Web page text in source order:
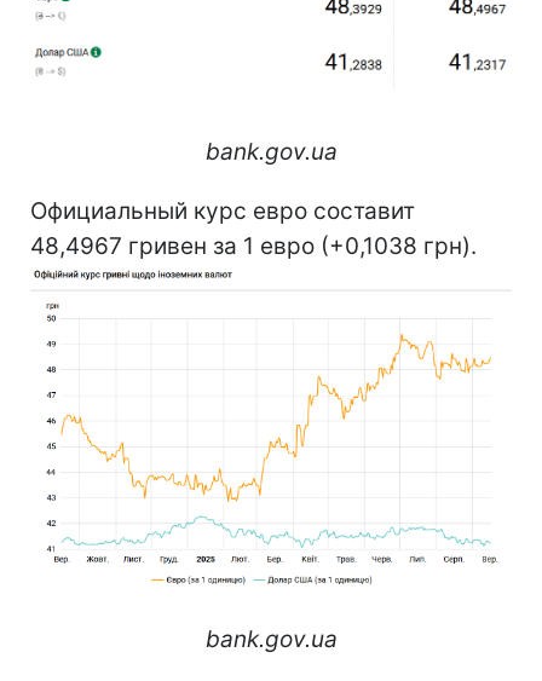
bank.gov.ua
Официальный курс евро составит
48,4967 гривен за 1 евро (+0,1038 грн).
bank.gov.ua